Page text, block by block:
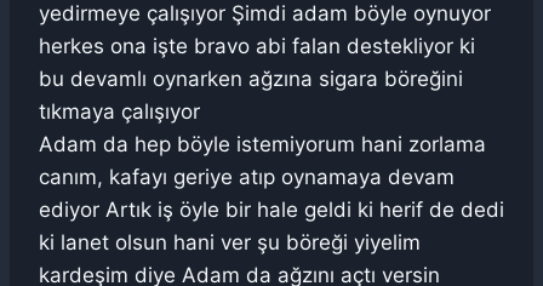
yedirmeye çalışıyor Şimdi adam böyle oynuyor
herkes ona işte bravo abi falan destekliyor ki
bu devamlı oynarken ağzına sigara böreğini
tıkmaya çalışıyor
Adam da hep böyle istemiyorum hani zorlama
canım, kafayı geriye atıp oynamaya devam
ediyor Artık iş öyle bir hale geldi ki herif de dedi
ki lanet olsun hani ver şu böreği yiyelim
kardeşim diye Adam da ağzını açtı versin